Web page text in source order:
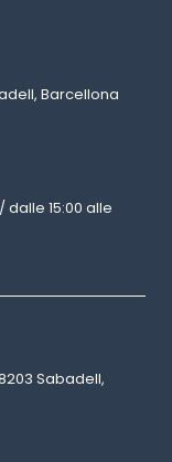
Barcellona
dalle 15:00 alle
Sabadell,